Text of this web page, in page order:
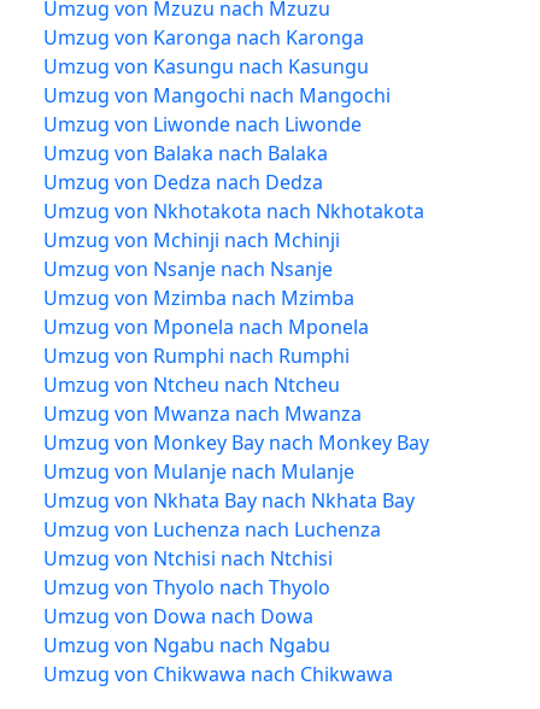
Umzug von Mzuzu nach Mzuzu
Umzug von Karonga nach Karonga
Umzug von Kasungu nach Kasungu
Umzug von Mangochi nach Mangochi
Umzug von Liwonde nach Liwonde
Umzug von Balaka nach Balaka
Umzug von Dedza nach Dedza
Umzug von Nkhotakota nach Nkhotakota
Umzug von Mchinji nach Mchinji
Umzug von Nsanje nach Nsanje
Umzug von Mzimba nach Mzimba
Umzug von Mponela nach Mponela
Umzug von Rumphi nach Rumphi
Umzug von Ntcheu nach Ntcheu
Umzug von Mwanza nach Mwanza
Umzug von Monkey Bay nach Monkey Bay
Umzug von Mulanje nach Mulanje
Umzug von Nkhata Bay nach Nkhata Bay
Umzug von Luchenza nach Luchenza
Umzug von Ntchisi nach Ntchisi
Umzug von Thyolo nach Thyolo
Umzug von Dowa nach Dowa
Umzug von Ngabu nach Ngabu
Umzug von Chikwawa nach Chikwawa